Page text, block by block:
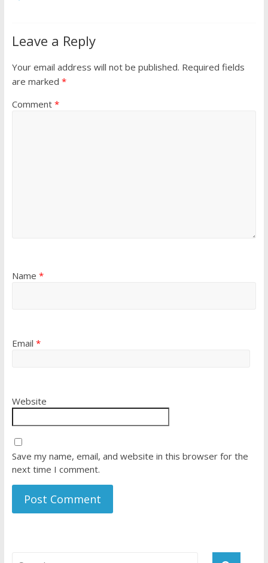
Leave a Reply
Your email address will not be published. Required fields
are marked *
Comment *
Name *
Email *
Website
Save my name, email, and website in this browser for the
next time I comment.